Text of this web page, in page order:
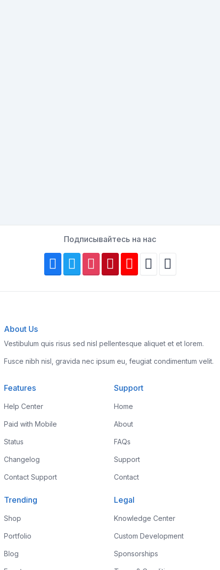
Подписывайтесь на нас
About Us
Vestibulum quis risus sed nisl pellentesque aliquet et et lorem.
Fusce nibh nisl, gravida nec ipsum eu, feugiat condimentum velit.
Features
Help Center
Paid with Mobile
Status
Changelog
Contact Support
Support
Home
About
FAQs
Support
Contact
Trending
Shop
Portfolio
Blog
Legal
Knowledge Center
Custom Development
Sponsorships